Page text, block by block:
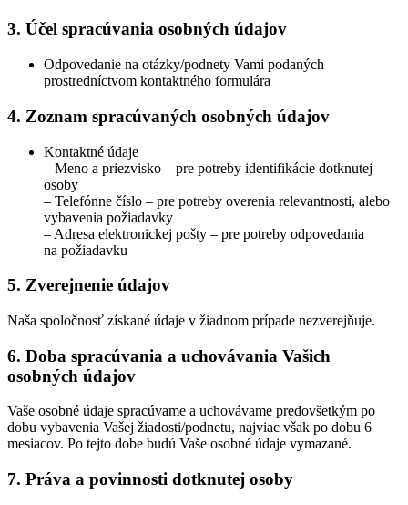
3. Účel spracúvania osobných údajov
Odpovedanie na otázky/podnety Vami podaných
prostredníctvom kontaktného formulára
4. Zoznam spracúvaných osobných údajov
Kontaktné údaje
– Meno a priezvisko – pre potreby identifikácie dotknutej
osoby
– Telefónne číslo – pre potreby overenia relevantnosti, alebo
vybavenia požiadavky
– Adresa elektronickej pošty – pre potreby odpovedania
na požiadavku
5. Zverejnenie údajov
Naša spoločnosť získané údaje v žiadnom prípade nezverejňuje.
6. Doba spracúvania a uchovávania Vašich
osobných údajov
Vaše osobné údaje spracúvame a uchovávame predovšetkým po
dobu vybavenia Vašej žiadosti/podnetu, najviac však po dobu 6
mesiacov. Po tejto dobe budú Vaše osobné údaje vymazané.
7. Práva a povinnosti dotknutej osoby